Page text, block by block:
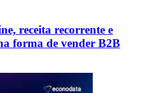
receita recorrente e
forma de vender B2B